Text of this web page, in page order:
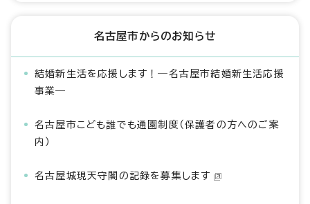
名古屋市からのお知らせ
結婚新生活を応援します！―名古屋市結婚新生活応援
事業―
名古屋市こども誰でも通園制度（保護者の方へのご案
内）
名古屋城現天守閣の記録を募集します